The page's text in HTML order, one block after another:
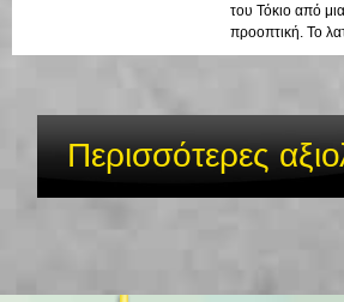
του Τόκιο από
προοπτική. Το
Περισσότερες